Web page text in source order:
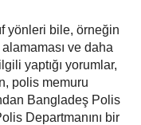
yönleri bile, örneğin
ve daha
yaptığı yorumlar,
polis memuru
Bangladeş Polis
Departmanını bir